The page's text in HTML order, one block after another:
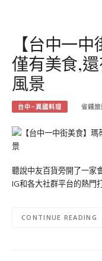
【台中一
僅有美食,
風景
台中~異國料理 省錢旅
聽說中友百貨旁開了一家
IG和各大社群平台的熱門
CONTINUE READING